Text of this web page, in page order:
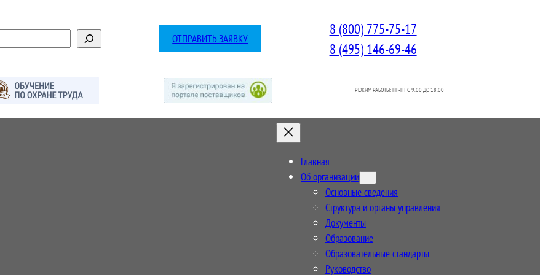
ОТПРАВИТЬ ЗАЯВКУ
8 (800) 775-75-17
8 (495) 146-69-46
РЕЖИМ РАБОТЫ: ПН-ПТ C 9.00 ДО 18.00
Главная
Об организации
Основные сведения
Структура и органы управления
Документы
Образование
Образовательные стандарты
Руководство